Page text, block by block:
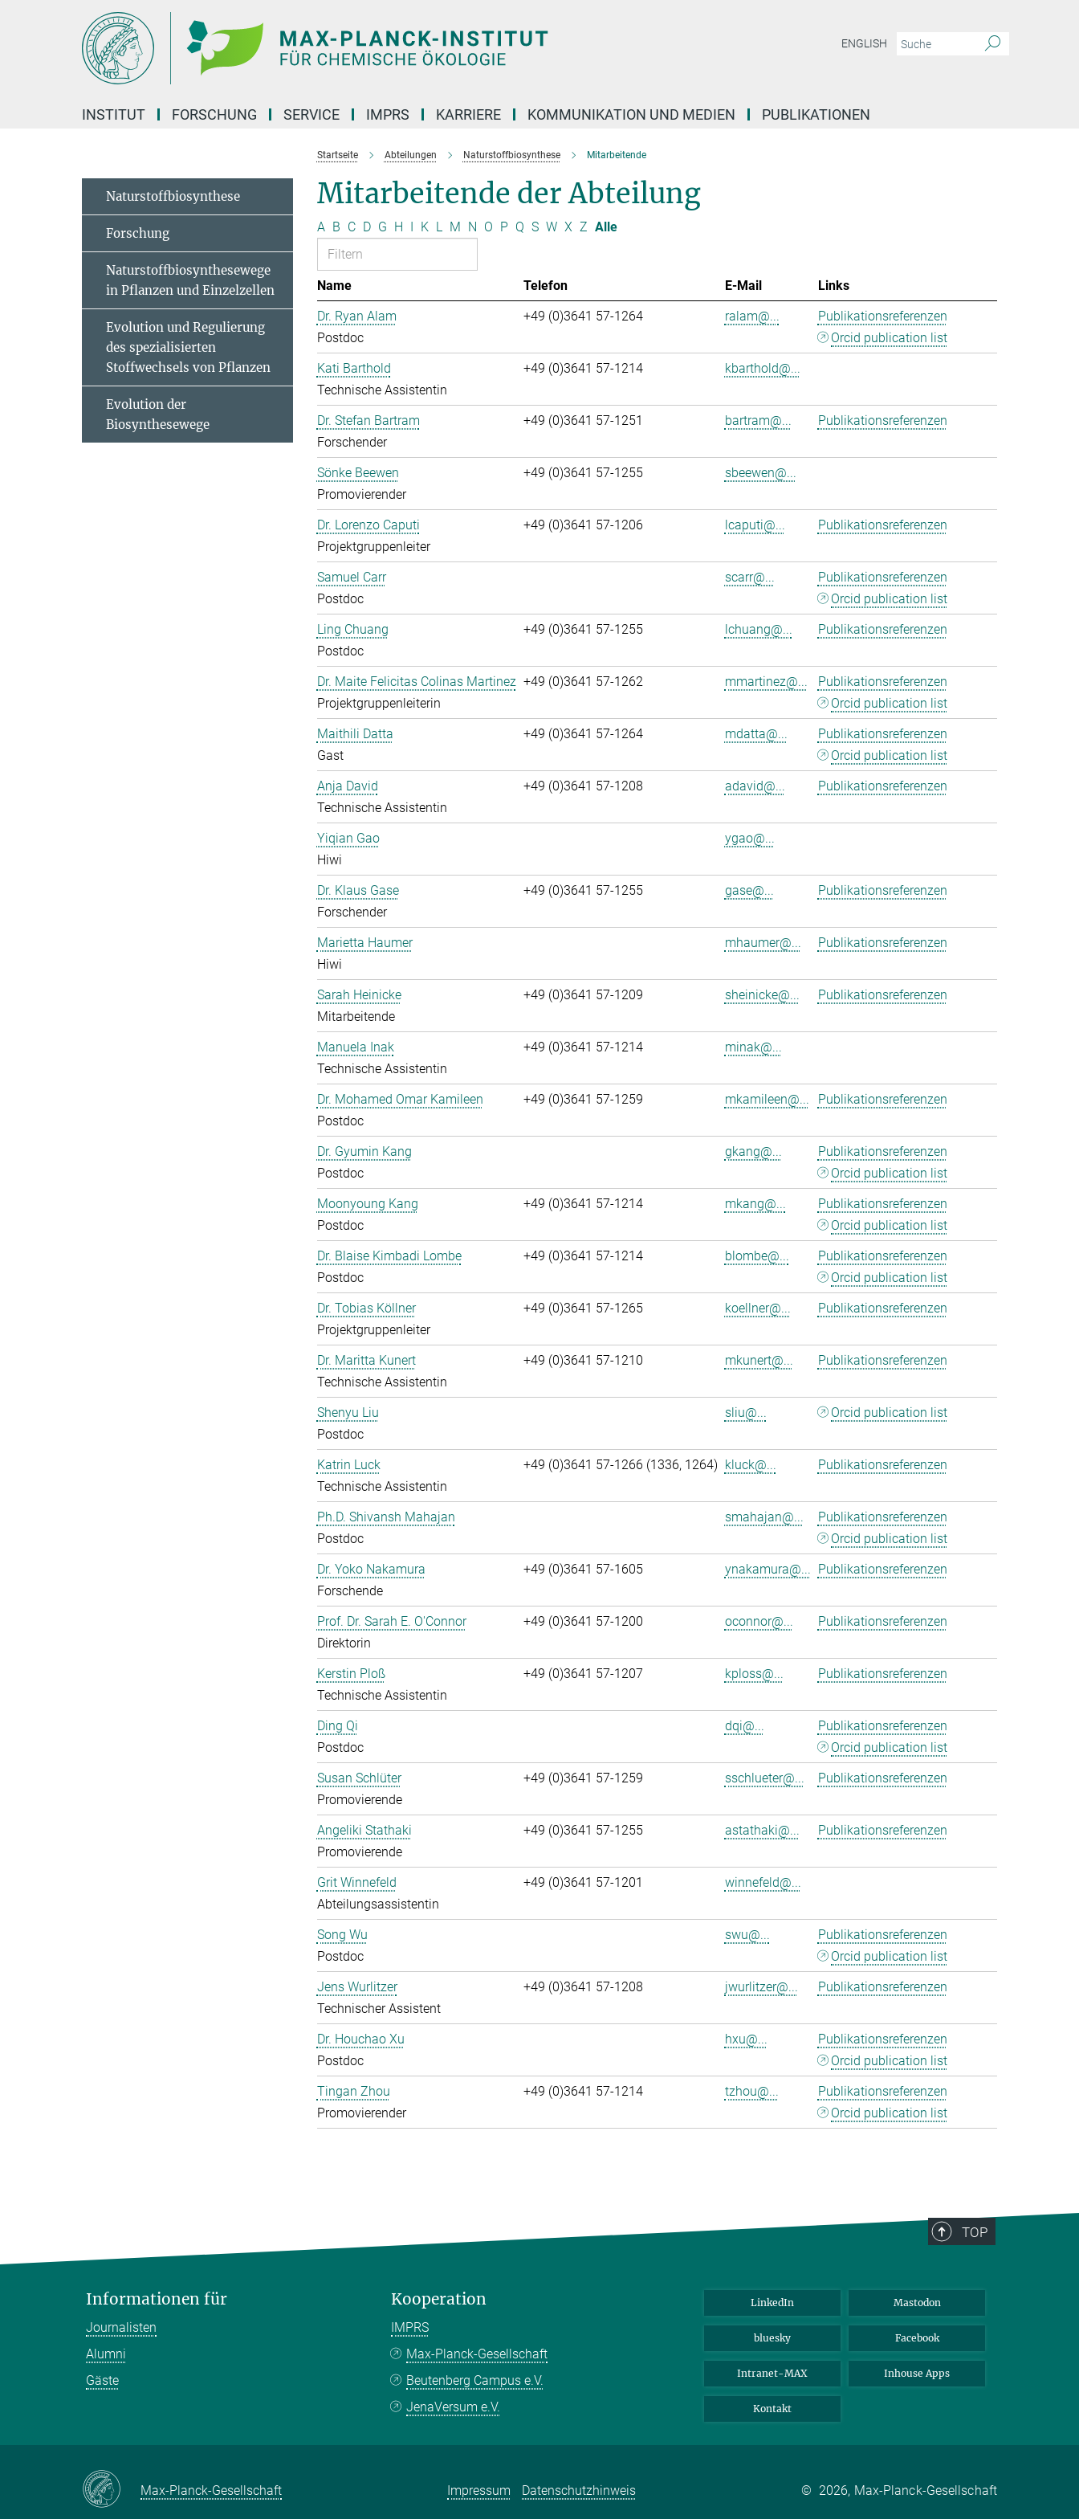
ENGLISH
INSTITUT FORSCHUNG SERVICE IMPRS KARRIERE KOMMUNIKATION UND MEDIEN PUBLIKATIONEN
Startseite Abteilungen Naturstoffbiosynthese Mitarbeitende
Mitarbeitende der Abteilung
A B C D G H I K L M N O P Q S W X Z Alle
Name Telefon E-Mail
Links
Dr. Ryan Alam
Postdoc
+49 (0)3641 57-1264 ralam@...
Publikationsreferenzen
Orcid publication list
Kati Barthold
Technische Assistentin
+49 (0)3641 57-1214 kbarthold@...
Dr. Stefan Bartram
Forschender
+49 (0)3641 57-1251 bartram@... Publikationsreferenzen
Sönke Beewen
Promovierender
+49 (0)3641 57-1255 sbeewen@...
Dr. Lorenzo Caputi
Projektgruppenleiter
+49 (0)3641 57-1206 lcaputi@... Publikationsreferenzen
Samuel Carr
Postdoc
scarr@...
Publikationsreferenzen
Orcid publication list
Ling Chuang
Postdoc
+49 (0)3641 57-1255 lchuang@... Publikationsreferenzen
Dr. Maite Felicitas Colinas Martinez
Projektgruppenleiterin
+49 (0)3641 57-1262 mmartinez@...
Publikationsreferenzen
Orcid publication list
Maithili Datta
Gast
+49 (0)3641 57-1264 mdatta@...
Publikationsreferenzen
Orcid publication list
Anja David
Technische Assistentin
+49 (0)3641 57-1208 adavid@... Publikationsreferenzen
Yiqian Gao
Hiwi
ygao@...
Dr. Klaus Gase
Forschender
+49 (0)3641 57-1255 gase@... Publikationsreferenzen
Marietta Haumer
Hiwi
mhaumer@... Publikationsreferenzen
Sarah Heinicke
Mitarbeitende
+49 (0)3641 57-1209 sheinicke@... Publikationsreferenzen
Manuela Inak
Technische Assistentin
+49 (0)3641 57-1214 minak@...
Dr. Mohamed Omar Kamileen
Postdoc
+49 (0)3641 57-1259 mkamileen@... Publikationsreferenzen
Dr. Gyumin Kang
Postdoc
gkang@...
Publikationsreferenzen
Orcid publication list
Moonyoung Kang
Postdoc
+49 (0)3641 57-1214 mkang@...
Publikationsreferenzen
Orcid publication list
Dr. Blaise Kimbadi Lombe
Postdoc
+49 (0)3641 57-1214 blombe@...
Publikationsreferenzen
Orcid publication list
Dr. Tobias Köllner
Projektgruppenleiter
+49 (0)3641 57-1265 koellner@... Publikationsreferenzen
Dr. Maritta Kunert
Technische Assistentin
+49 (0)3641 57-1210 mkunert@... Publikationsreferenzen
Shenyu Liu
Postdoc
sliu@... Orcid publication list
Katrin Luck
Technische Assistentin
+49 (0)3641 57-1266 (1336, 1264) kluck@... Publikationsreferenzen
Ph.D. Shivansh Mahajan
Postdoc
smahajan@...
Publikationsreferenzen
Orcid publication list
Dr. Yoko Nakamura
Forschende
+49 (0)3641 57-1605 ynakamura@... Publikationsreferenzen
Prof. Dr. Sarah E. O'Connor
Direktorin
+49 (0)3641 57-1200 oconnor@... Publikationsreferenzen
Kerstin Ploß
Technische Assistentin
+49 (0)3641 57-1207 kploss@... Publikationsreferenzen
Ding Qi
Postdoc
dqi@...
Publikationsreferenzen
Orcid publication list
Susan Schlüter
Promovierende
+49 (0)3641 57-1259 sschlueter@... Publikationsreferenzen
Angeliki Stathaki
Promovierende
+49 (0)3641 57-1255 astathaki@... Publikationsreferenzen
Grit Winnefeld
Abteilungsassistentin
+49 (0)3641 57-1201 winnefeld@...
Song Wu
Postdoc
swu@...
Publikationsreferenzen
Orcid publication list
Jens Wurlitzer
Technischer Assistent
+49 (0)3641 57-1208 jwurlitzer@... Publikationsreferenzen
Dr. Houchao Xu
Postdoc
hxu@...
Publikationsreferenzen
Orcid publication list
Tingan Zhou
Promovierender
+49 (0)3641 57-1214 tzhou@...
Publikationsreferenzen
Orcid publication list
Naturstoffbiosynthese
Forschung
Naturstoffbiosynthesewege
in Pflanzen und Einzelzellen
Evolution und Regulierung
des spezialisierten
Stoffwechsels von Pflanzen
Evolution der
Biosynthesewege
TOP
Informationen für
Journalisten
Alumni
Gäste
Kooperation
IMPRS
Max-Planck-Gesellschaft
Beutenberg Campus e.V.
JenaVersum e.V.
LinkedIn Mastodon
bluesky Facebook
Intranet-MAX Inhouse Apps
Kontakt
Max-Planck-Gesellschaft Impressum Datenschutzhinweis © 2026, Max-Planck-Gesellschaft